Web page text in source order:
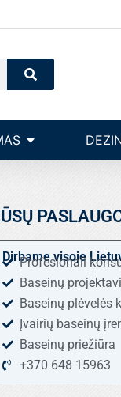
Search
Open Įrangos
Dirbame visoje
Profesionali
Baseinų
Baseinų plėvelės
Įvairių baseinų
Baseinų priežiūra
+370 648 15963